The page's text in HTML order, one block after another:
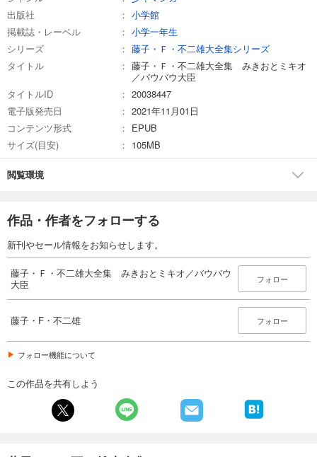
出版社
小学館
掲載誌・レーベル
小学一年生
シリーズ
藤子・Ｆ・不二雄大全集シリーズ
タイトル
藤子・Ｆ・不二雄大全集 みきおとミキオ
／バウバウ大臣
タイトルID
20038447
電子版発売日
2021年11月01日
コンテンツ形式
EPUB
サイズ(目安)
105MB
閲覧環境
作品・作者をフォローする
新刊やセール情報をお知らせします。
藤子・Ｆ・不二雄大全集 みきおとミキオ／バウバウ
大臣
フォロー
藤子・F・不二雄 フォロー
フォロー機能について
この作品を共有しよう